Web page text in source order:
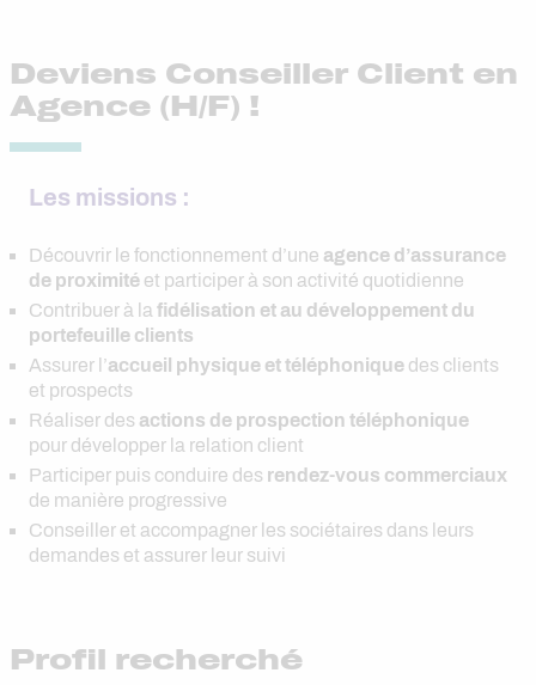
Deviens Conseiller Client en
Agence (H/F) !
Les missions :
Découvrir le fonctionnement d’une agence d’assurance
de proximité et participer à son activité quotidienne
Contribuer à la fidélisation et au développement du
portefeuille clients
Assurer l’accueil physique et téléphonique des clients
et prospects
Réaliser des actions de prospection téléphonique
pour développer la relation client
Participer puis conduire des rendez-vous commerciaux
de manière progressive
Conseiller et accompagner les sociétaires dans leurs
demandes et assurer leur suivi
Profil recherché